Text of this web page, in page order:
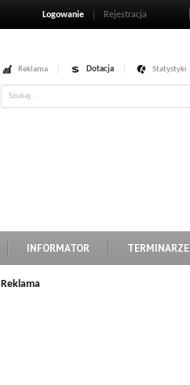
Logowanie Rejestracja
Reklama Dotacja Statystyki
INFORMATOR TERMINARZE
Reklama